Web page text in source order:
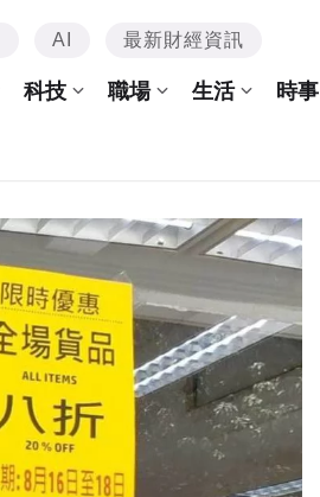
AI 最新財經資訊
科技 職場 生活 時事